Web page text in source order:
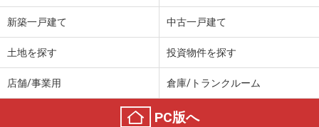
新築一戸建て 中古一戸建て
土地を探す 投資物件を探す
店舗/事業用 倉庫/トランクルーム
PC版へ